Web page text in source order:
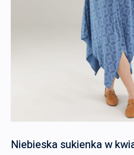
Niebieska sukienka w